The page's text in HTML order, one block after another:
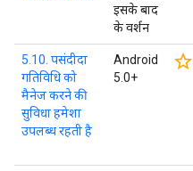
इसके बाद
के वर्शन
5.10. पसंदीदा
गतिविधि को
मैनेज करने की
सुविधा हमेशा
उपलब्ध रहती है
Android
5.0+
star_border